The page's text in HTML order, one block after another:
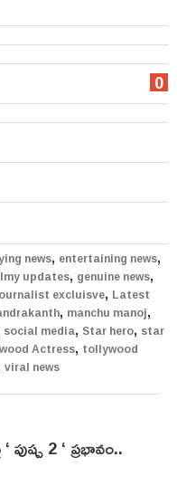
0
news, entertaining news,
updates, genuine news,
excluisve, Latest
, manchu manoj,
social media, Star hero, star
Actress, tollywood
viral news
2 ‘ ప్రభావం..